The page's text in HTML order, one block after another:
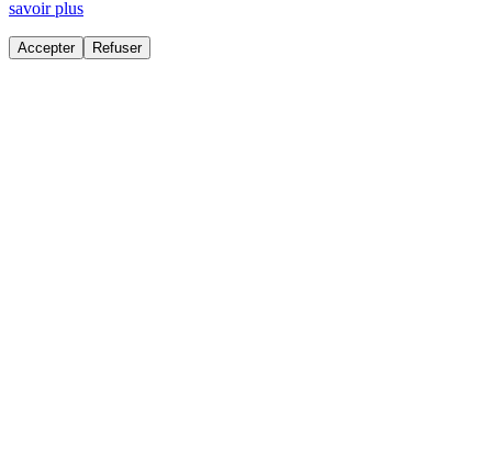
savoir plus
Accepter Refuser